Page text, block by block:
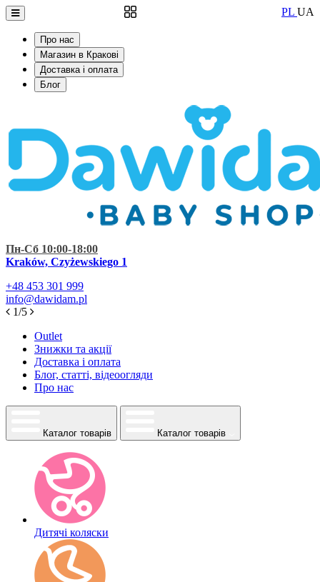
Про нас
Магазин в Кракові
Доставка і оплата
Блог
PL UA
Пн-Сб 10:00-18:00
Kraków, Czyżewskiego 1
+48 453 301 999
info@dawidam.pl
1/5
Outlet
Знижки та акції
Доставка і оплата
Блог, статті, відеоогляди
Про нас
Каталог товарів Каталог товарів
Дитячі коляски